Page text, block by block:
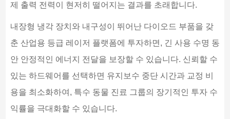
제 출력 전력이 현저히 떨어지는 결과를 초래합니다.
내장형 냉각 장치와 내구성이 뛰어난 다이오드 부품을 갖
춘 산업용 등급 레이저 플랫폼에 투자하면, 긴 사용 수명 동
안 안정적인 에너지 전달을 보장할 수 있습니다. 신뢰할 수
있는 하드웨어를 선택하면 유지보수 중단 시간과 교정 비
용을 최소화하여, 특수 동물 진료 그룹의 장기적인 투자 수
익률을 극대화할 수 있습니다.